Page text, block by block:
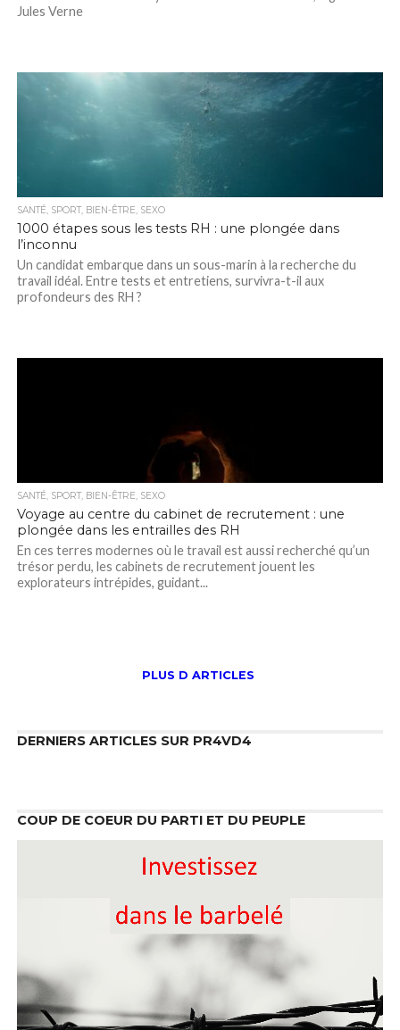
Jules Verne
SANTÉ, SPORT, BIEN-ÊTRE, SEXO
1000 étapes sous les tests RH : une plongée dans
l’inconnu
Un candidat embarque dans un sous-marin à la recherche du
travail idéal. Entre tests et entretiens, survivra-t-il aux
profondeurs des RH ?
SANTÉ, SPORT, BIEN-ÊTRE, SEXO
Voyage au centre du cabinet de recrutement : une
plongée dans les entrailles des RH
En ces terres modernes où le travail est aussi recherché qu’un
trésor perdu, les cabinets de recrutement jouent les
explorateurs intrépides, guidant...
PLUS D ARTICLES
DERNIERS ARTICLES SUR PR4VD4
COUP DE COEUR DU PARTI ET DU PEUPLE